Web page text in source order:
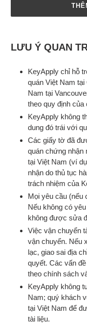
phẩm
LƯU Ý QUAN
KeyApply chỉ hỗ
quán Việt Nam
Nam tại
theo quy định
KeyApply không
dung đó trái với
Các giấy tờ đã
quán chứng nhận
tại Việt Nam (ví
nhận do thủ tục
trách nhiệm của
Mọi yêu cầu
Nếu không có
không được sửa
Việc vận chuyển
vận chuyển. Nếu
lạc, giao sai địa
quyết. Các vấn
theo chính sách
KeyApply không
Nam; quý khách
tại Việt Nam để
tài liệu.